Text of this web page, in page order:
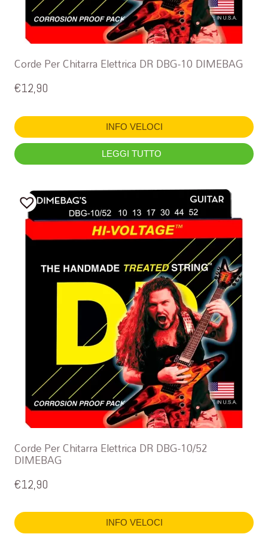
Corde Per Chitarra Elettrica DR DBG-10 DIMEBAG
€12,90
INFO VELOCI
LEGGI TUTTO
Corde Per Chitarra Elettrica DR DBG-10/52
DIMEBAG
€12,90
INFO VELOCI